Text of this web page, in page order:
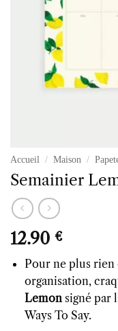
Accueil / Maison /
Semainier
12.90 €
Pour ne plus
organisation,
Lemon signé par
Ways To Say.